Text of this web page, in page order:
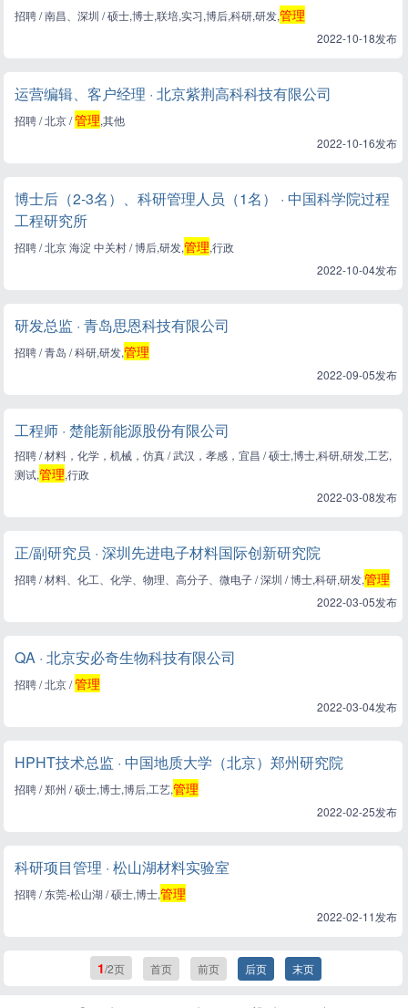
招聘 / 南昌、深圳 / 硕士,博士,联培,实习,博后,科研,研发,管理
2022-10-18发布
运营编辑、客户经理 · 北京紫荆高科科技有限公司
招聘 / 北京 /管理,其他
2022-10-16发布
博士后（2-3名）、科研管理人员（1名） · 中国科学院过程
工程研究所
招聘 / 北京 海淀 中关村 / 博后,研发,管理,行政
2022-10-04发布
研发总监 · 青岛思恩科技有限公司
招聘 / 青岛 / 科研,研发,管理
2022-09-05发布
工程师 · 楚能新能源股份有限公司
招聘 / 材料，化学，机械，仿真 / 武汉，孝感，宜昌 / 硕士,博士,科研,研发,工艺,
测试,管理,行政
2022-03-08发布
正/副研究员 · 深圳先进电子材料国际创新研究院
招聘 / 材料、化工、化学、物理、高分子、微电子 / 深圳 / 博士,科研,研发,管理
2022-03-05发布
QA · 北京安必奇生物科技有限公司
招聘 / 北京 /管理
2022-03-04发布
HPHT技术总监 · 中国地质大学（北京）郑州研究院
招聘 / 郑州 / 硕士,博士,博后,工艺,管理
2022-02-25发布
科研项目管理 · 松山湖材料实验室
招聘 / 东莞-松山湖 / 硕士,博士,管理
2022-02-11发布
1/2页 首页 前页 后页 末页